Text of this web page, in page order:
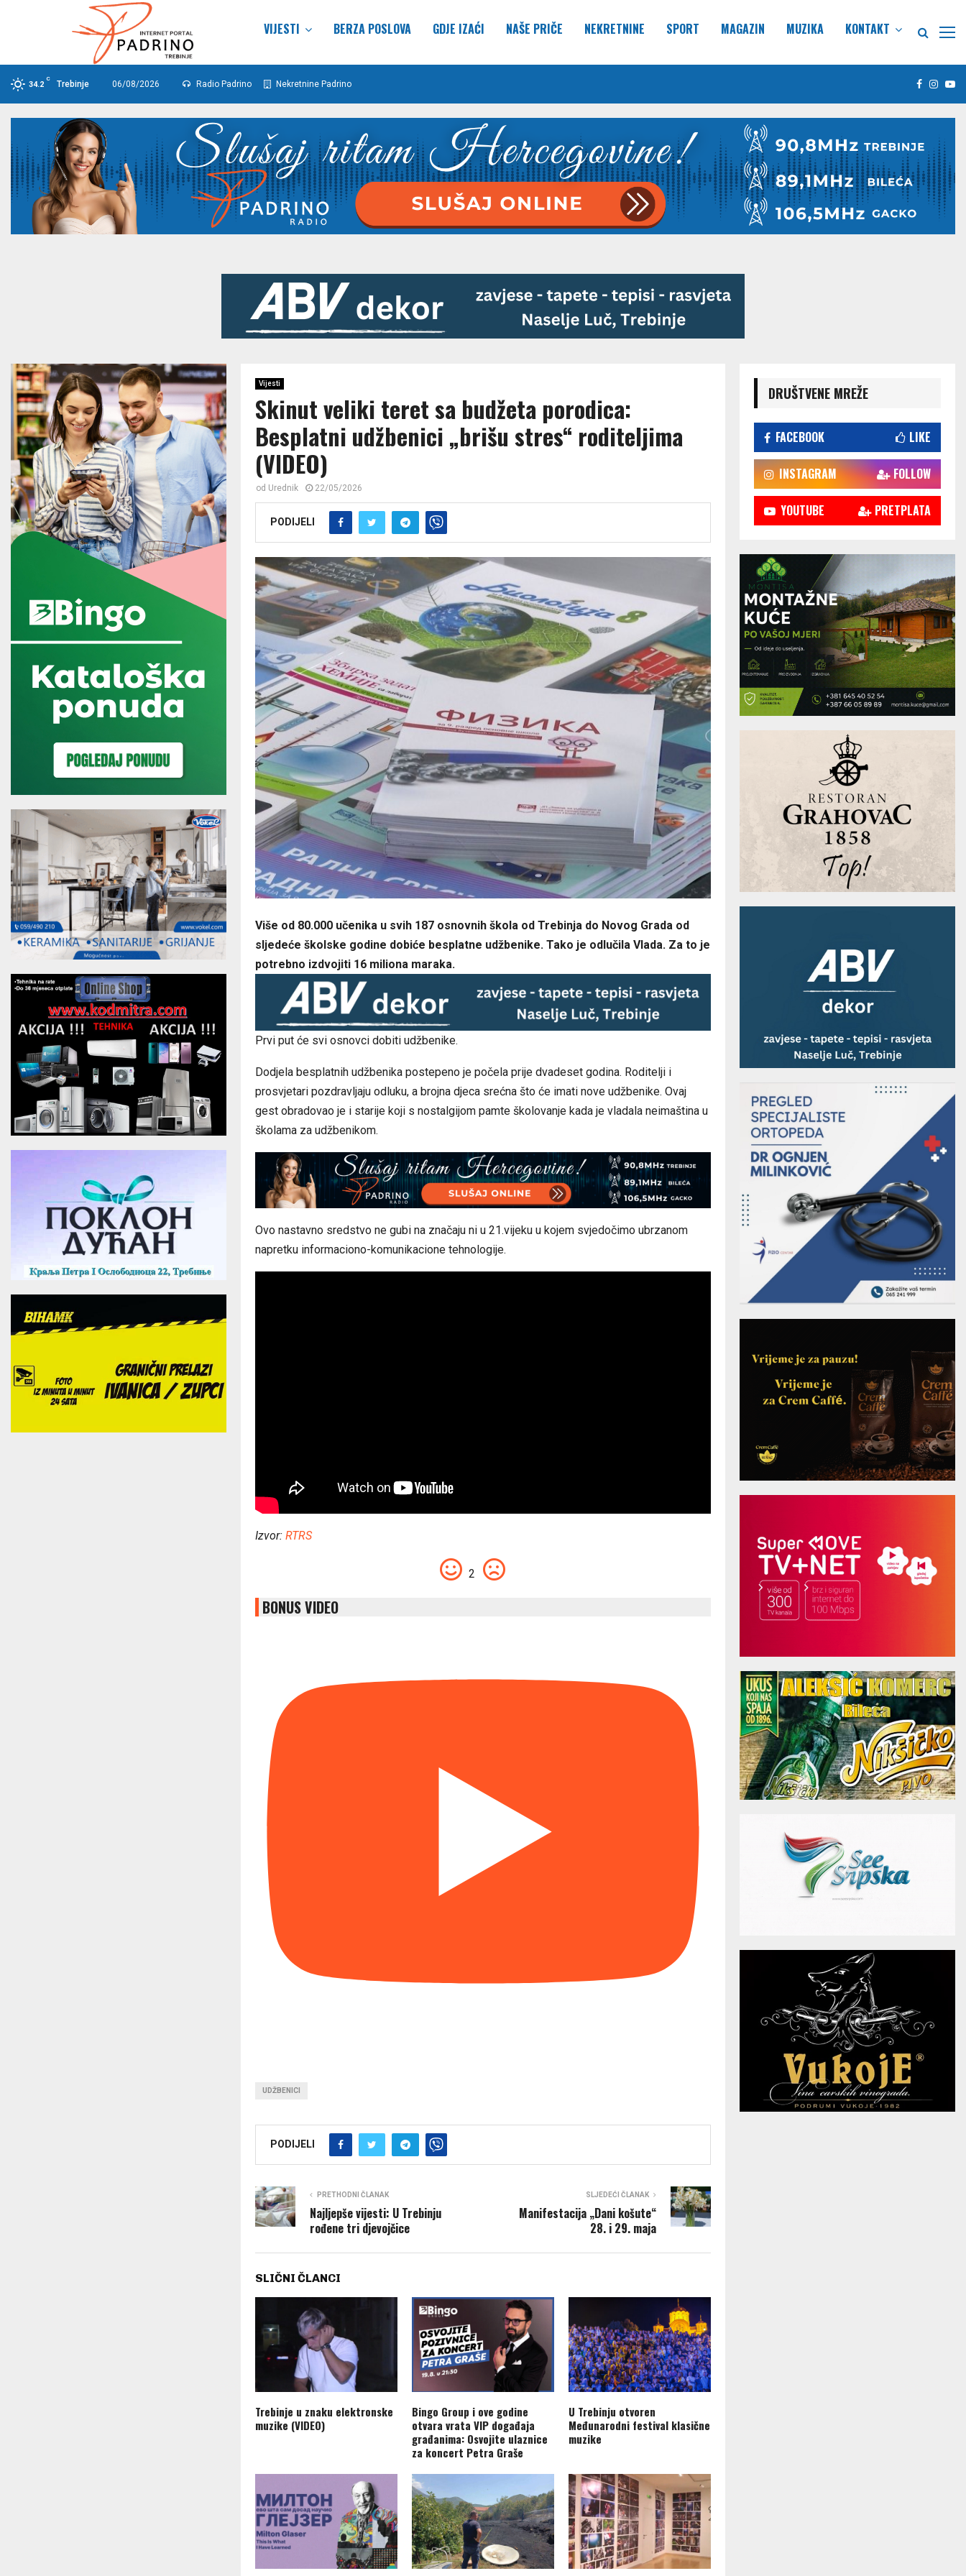
VIJESTI BERZA POSLOVA GDJE IZAĆI NAŠE PRIČE NEKRETNINE SPORT MAGAZIN MUZIKA KONTAKT
34.2
C
Trebinje 06/08/2026 Radio Padrino Nekretnine Padrino Facebook
Vijesti
Skinut veliki teret sa budžeta porodica:
Besplatni udžbenici „brišu stres“ roditeljima
(VIDEO)
od Urednik 22/05/2026
PODIJELI
Više od 80.000 učenika u svih 187 osnovnih škola od Trebinja do Novog Grada od
sljedeće školske godine dobiće besplatne udžbenike. Tako je odlučila Vlada. Za to je
potrebno izdvojiti 16 miliona maraka.
Prvi put će svi osnovci dobiti udžbenike.
Dodjela besplatnih udžbenika postepeno je počela prije dvadeset godina. Roditelji i
prosvjetari pozdravljaju odluku, a brojna djeca srećna što će imati nove udžbenike. Ovaj
gest obradovao je i starije koji s nostalgijom pamte školovanje kada je vladala neimaština u
školama za udžbenikom.
Ovo nastavno sredstvo ne gubi na značaju ni u 21.vijeku u kojem svjedočimo ubrzanom
napretku informaciono-komunikacione tehnologije.
Izvor: RTRS
2
BONUS VIDEO
UDŽBENICI
PODIJELI
PRETHODNI ČLANAK
Najljepše vijesti: U Trebinju
rođene tri d‌jevojčice
SLJEDEĆI ČLANAK
Manifestacija „Dani košute“
28. i 29. maja
SLIČNI ČLANCI
Trebinje u znaku elektronske
muzike (VIDEO)
Bingo Group i ove godine
otvara vrata VIP događaja
građanima: Osvojite ulaznice
za koncert Petra Graše
U Trebinju otvoren
Međunarodni festival klasične
muzike
DRUŠTVENE MREŽE
FACEBOOK LIKE
INSTAGRAM FOLLOW
YOUTUBE PRETPLATA